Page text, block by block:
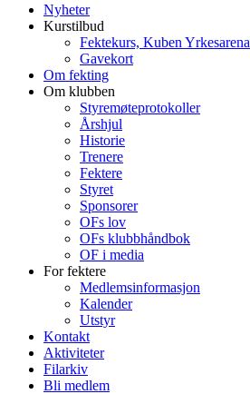
Nyheter
Kurstilbud
Fektekurs, Kuben Yrkesarena
Gavekort
Om fekting
Om klubben
Styremøteprotokoller
Årshjul
Historie
Trenere
Fektere
Styret
Sponsorer
OFs lov
OFs klubbhåndbok
OF i media
For fektere
Medlemsinformasjon
Kalender
Utstyr
Kontakt
Aktiviteter
Filarkiv
Bli medlem